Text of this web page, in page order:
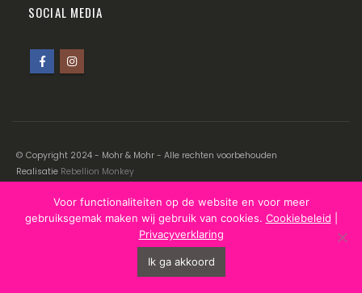
SOCIAL MEDIA
© Copyright 2024 - Mohr & Mohr - Alle rechten voorbehouden
Realisatie Rebellion Monkey
Disclaimer|Cookiebeleid|Privacyverklaring
Voor functionaliteiten op de website en voor meer
gebruiksgemak maken wij gebruik van cookies. Cookiebeleid
Privacyverklaring
Ik ga akkoord